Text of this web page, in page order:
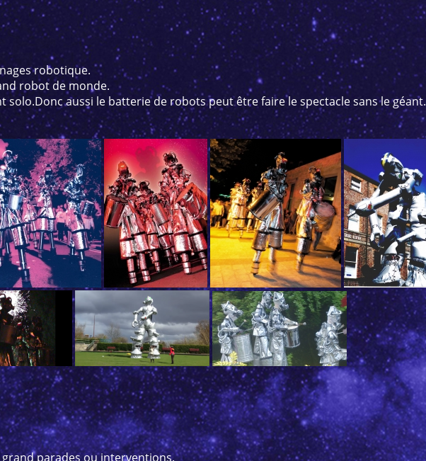
robotique.
robot de monde.
aussi le batterie de robots peut être faire le spectacle sans le géant.
parades ou interventions.